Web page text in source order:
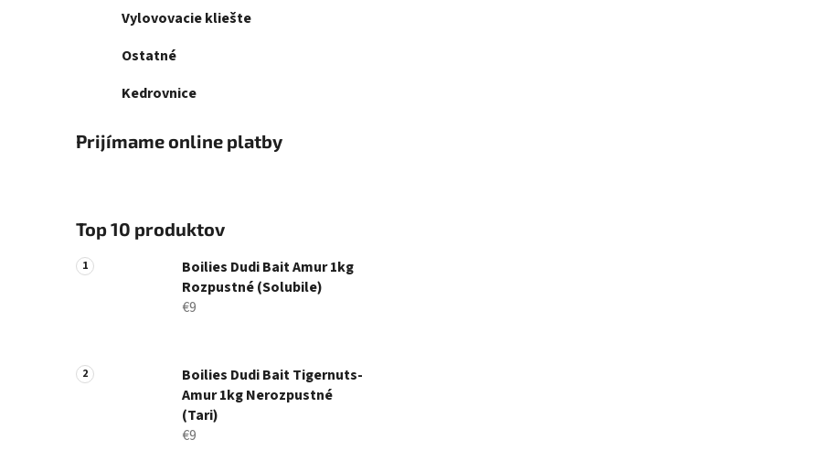
Vylovovacie kliešte
Ostatné
Kedrovnice
Prijímame online platby
Top 10 produktov
Boilies Dudi Bait Amur 1kg
Rozpustné (Solubile)
€9
Boilies Dudi Bait Tigernuts-
Amur 1kg Nerozpustné
(Tari)
€9